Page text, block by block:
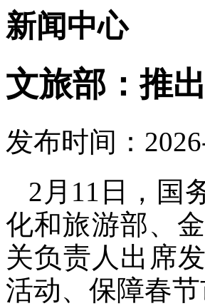
新闻中心
文旅部：推
发布时间：
2月11日，国
化和旅游部、
关负责人出席
活动、保障春